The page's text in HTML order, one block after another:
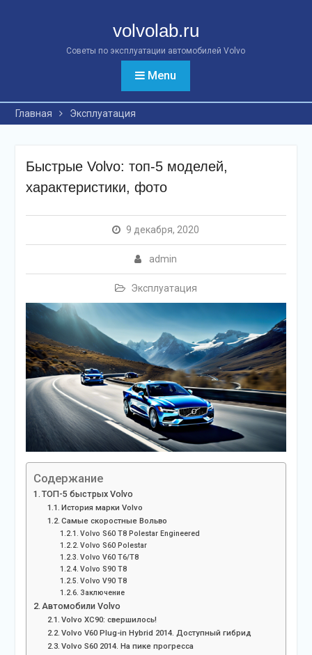
volvolab.ru
Советы по эксплуатации автомобилей Volvo
Menu
Главная Эксплуатация
Быстрые Volvo: топ-5 моделей,
характеристики, фото
9 декабря, 2020
admin
Эксплуатация
Содержание
ТОП-5 быстрых Volvo
История марки Volvo
Самые скоростные Вольво
Volvo S60 T8 Polestar Enginееred
Volvo S60 Polestar
Volvo V60 T6/T8
Volvo S90 T8
Volvo V90 T8
Заключение
Автомобили Volvo
Volvo XC90: свершилось!
Volvo V60 Plug-in Hybrid 2014. Доступный гибрид
Volvo S60 2014. На пике прогресса